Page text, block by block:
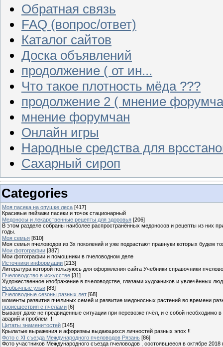
Обратная связь
FAQ (вопрос/ответ)
Каталог сайтов
Доска объявлений
продолжение ( от ин...
Что такое плотность мёда ???
продолжение 2 ( мнение
мнение форумчан
Онлайн игры
Народные средства для
Сахарный сироп
Categories
Моя пасека на опушке леса [417]
Красивые пейзажи пасеки и точок стационарный
Медоносы и лекарственные рецепты для здоровья [206]
В этом разделе собраны наиболее распространённых медоносов и рецепты из них
годы.
Моя семья [810]
Моя семья пчеловодов из 3х поколений и уже подрастают правнуки которых будем
Мои фотографии [387]
Мои фотографии и помошники в пчеловодном деле
Источники информации [213]
Литература которой пользуюсь для оформления сайта Учебники справочники
Пчеловодство в искусстве [31]
Художественное изображение в пчеловодстве, глазами художников и увлечённых
Необычные ульи [83]
Пчеловодные сезоны разных лет [68]
моменты развития пчелиных семей и развитие медоносных растений во времени
происшествия с пчёлами [6]
Бывают даже не предвиденные ситуации при перевозке пчёл, и с собой необходимо
аварий и проблем !!!
Цитаты знаменитостей [145]
Крылатые выражения и афоризмы выдающихся личностей разных эпох !!
Фото с XI съезда Международного пчеловодов Рязань [86]
Фото участников Международного съезда пчеловодов , состоявшееся в октябре 2018